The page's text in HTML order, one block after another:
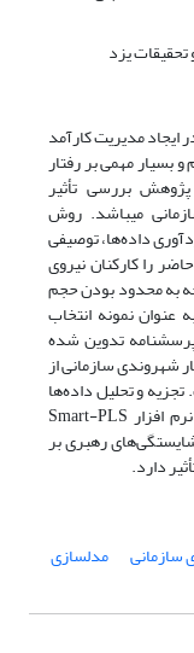
یزد
ایجاد مدیریت کارآمد
بسیار مهمی بر رفتار
بررسی تأثیر
می­باشد. روش
داده‌ها، توصیفی
را کارکنان نیروی
به محدود بودن حجم
عنوان نمونه انتخاب
تدوین شده
سنجش رفتار شهروندی سازمانی از
شده است. تجزیه و تحلیل داده‌ها
از طریق مدل‌یابی معادلات ساختاری با کمک نرم افزار Smart-PLS
رهبری بر
سازمانی مدلسازی